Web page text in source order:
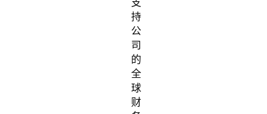
持
公
司
的
全
球
财